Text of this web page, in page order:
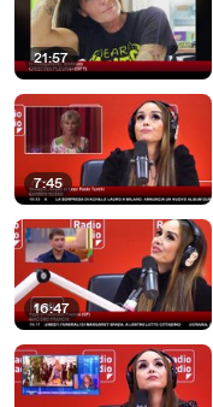
21:57
7:45
16:47